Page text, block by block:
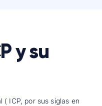
y su
ICP, por sus siglas en